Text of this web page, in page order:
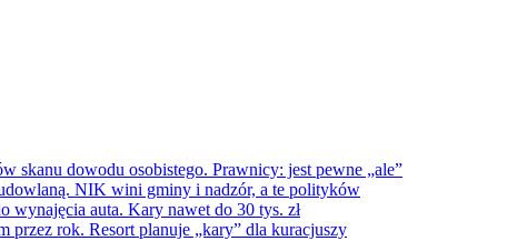
skanu dowodu osobistego. Prawnicy: jest pewne „ale”
NIK wini gminy i nadzór, a te polityków
wynajęcia auta. Kary nawet do 30 tys. zł
przez rok. Resort planuje „kary” dla kuracjuszy